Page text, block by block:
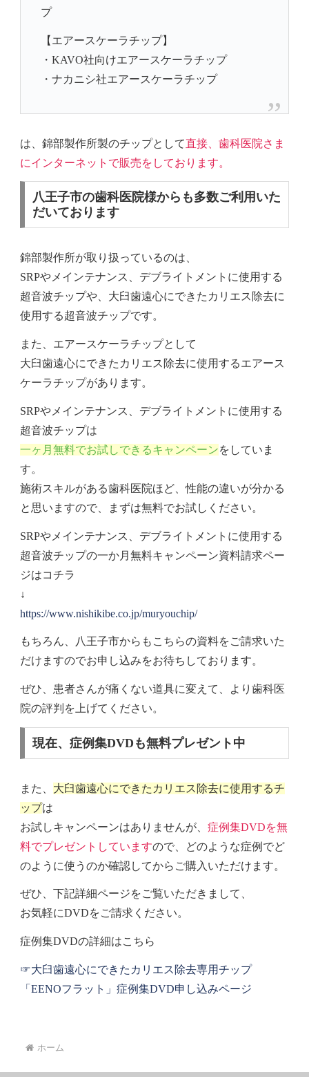
プ
【エアースケーラチップ】
・KAVO社向けエアースケーラチップ
・ナカニシ社エアースケーラチップ
は、 錦部製作所製のチップとして直接、歯科医院さま
にインターネットで販売をしております。
八王子市の歯科医院様からも多数ご利用いた
だいております
錦部製作所が取り扱っているのは、
SRPやメインテナンス、デブライトメントに使用する
超音波チップや、大臼歯遠心にできたカリエス除去に
使用する超音波チップです。
また、エアースケーラチップとして
大臼歯遠心にできたカリエス除去に使用するエアース
ケーラチップがあります。
SRPやメインテナンス、デブライトメントに使用する
超音波チップは
一ヶ月無料でお試しできるキャンペーンをしていま
す。
施術スキルがある歯科医院ほど、性能の違いが分かる
と思いますので、まずは無料でお試しください。
SRPやメインテナンス、デブライトメントに使用する
超音波チップの一か月無料キャンペーン資料請求ペー
ジはコチラ
↓
https://www.nishikibe.co.jp/muryouchip/
もちろん、八王子市からもこちらの資料をご請求いた
だけますのでお申し込みをお待ちしております。
ぜひ、患者さんが痛くない道具に変えて、より歯科医
院の評判を上げてください。
現在、症例集DVDも無料プレゼント中
また、 大臼歯遠心にできたカリエス除去に使用するチ
ップは
お試しキャンペーンはありませんが、 症例集DVDを無
料でプレゼントしていますので、どのような症例でど
のように使うのか確認してからご購入いただけます。
ぜひ、下記詳細ページをご覧いただきまして、
お気軽にDVDをご請求ください。
症例集DVDの詳細はこちら
☞大臼歯遠心にできたカリエス除去専用チップ
「EENOフラット」症例集DVD申し込みページ
ホーム